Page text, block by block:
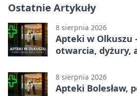
Ostatnie Artykuły
8 sierpnia 2026
Apteki w Olkuszu
otwarcia, dyżury,
8 sierpnia 2026
Apteki Bolesław,